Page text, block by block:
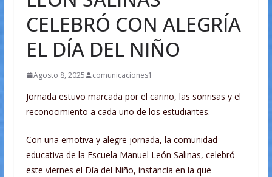
CELEBRÓ CON ALEGRÍA
EL DÍA DEL NIÑO
Agosto 8, 2025 comunicaciones1
Jornada estuvo marcada por el cariño, las sonrisas y el
reconocimiento a cada uno de los estudiantes.
Con una emotiva y alegre jornada, la comunidad
educativa de la Escuela Manuel León Salinas, celebró
este viernes el Día del Niño, instancia en la que